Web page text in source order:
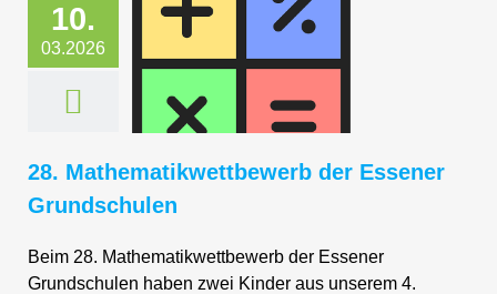
10.
03.2026
28. Mathematikwettbewerb der Essener
Grundschulen
Beim 28. Mathematikwettbewerb der Essener
Grundschulen haben zwei Kinder aus unserem 4.